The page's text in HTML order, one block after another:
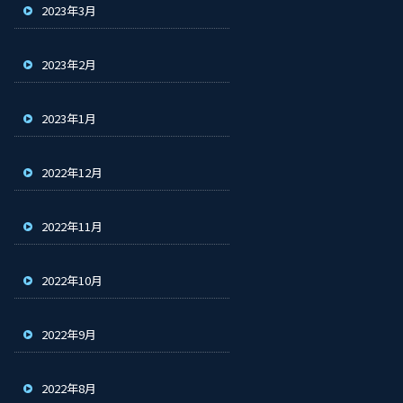
2023年3月
2023年2月
2023年1月
2022年12月
2022年11月
2022年10月
2022年9月
2022年8月